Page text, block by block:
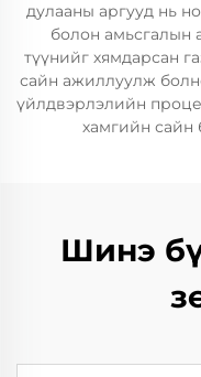
дулааны аргууд нь
болон амьсгалын
түүнийг хямдарсан
сайн ажиллуулж
үйлдвэрлэлийн
хамгийн сайн
Шинэ